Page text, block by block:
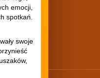
emocji,
spotkań.
swoje